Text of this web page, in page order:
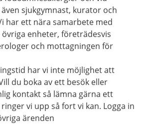
sjukgymnast, kurator och
har ett nära samarbete med
enheter, företrädesvis
och mottagningen för
har vi inte möjlighet att
du boka av ett besök eller
kontakt så lämna gärna ett
vi upp så fort vi kan. Logga in
ärenden